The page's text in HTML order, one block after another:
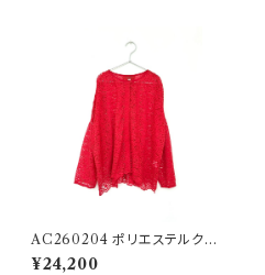
AC260204 ポリエステルクバ
ヤレースのステップショート
¥24,200